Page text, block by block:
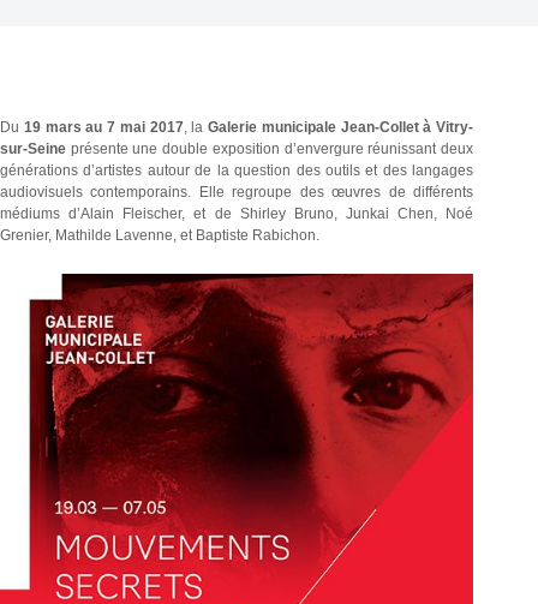
Du 19 mars au 7 mai 2017, laGalerie municipale Jean-Collet à Vitry-
sur-Seine présente une double exposition d’envergure réunissant deux
générations d’artistes autour de la question des outils et des langages
audiovisuels contemporains. Elle regroupe des œuvres de différents
médiums d’Alain Fleischer, et de Shirley Bruno, Junkai Chen, Noé
Grenier, Mathilde Lavenne, et Baptiste Rabichon.